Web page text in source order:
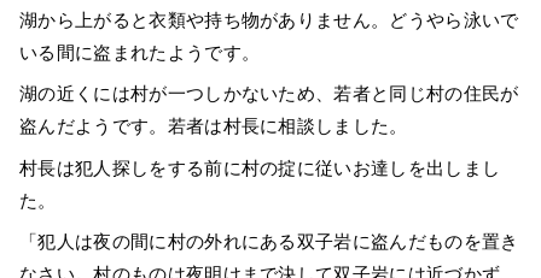
湖から上がると衣類や持ち物がありません。どうやら泳いで
いる間に盗まれたようです。
湖の近くには村が一つしかないため、若者と同じ村の住民が
盗んだようです。若者は村長に相談しました。
村長は犯人探しをする前に村の掟に従いお達しを出しまし
た。
「犯人は夜の間に村の外れにある双子岩に盗んだものを置き